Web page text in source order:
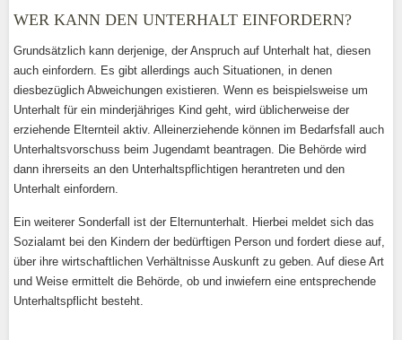
WER KANN DEN UNTERHALT EINFORDERN?
Grundsätzlich kann derjenige, der Anspruch auf Unterhalt hat, diesen
auch einfordern. Es gibt allerdings auch Situationen, in denen
diesbezüglich Abweichungen existieren. Wenn es beispielsweise um
Unterhalt für ein minderjähriges Kind geht, wird üblicherweise der
erziehende Elternteil aktiv. Alleinerziehende können im Bedarfsfall auch
Unterhaltsvorschuss beim Jugendamt beantragen. Die Behörde wird
dann ihrerseits an den Unterhaltspflichtigen herantreten und den
Unterhalt einfordern.
Ein weiterer Sonderfall ist der Elternunterhalt. Hierbei meldet sich das
Sozialamt bei den Kindern der bedürftigen Person und fordert diese auf,
über ihre wirtschaftlichen Verhältnisse Auskunft zu geben. Auf diese Art
und Weise ermittelt die Behörde, ob und inwiefern eine entsprechende
Unterhaltspflicht besteht.